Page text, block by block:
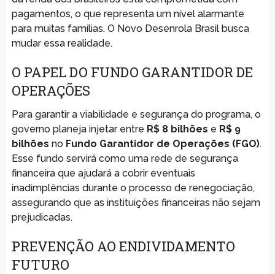
pagamentos, o que representa um nível alarmante
para muitas famílias. O Novo Desenrola Brasil busca
mudar essa realidade.
O PAPEL DO FUNDO GARANTIDOR DE
OPERAÇÕES
Para garantir a viabilidade e segurança do programa, o
governo planeja injetar entre R$ 8 bilhões e R$ 9
bilhões no Fundo Garantidor de Operações (FGO).
Esse fundo servirá como uma rede de segurança
financeira que ajudará a cobrir eventuais
inadimplências durante o processo de renegociação,
assegurando que as instituições financeiras não sejam
prejudicadas.
PREVENÇÃO AO ENDIVIDAMENTO
FUTURO